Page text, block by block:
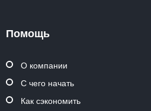
Помощь
О компании
С чего начать
Как сэкономить